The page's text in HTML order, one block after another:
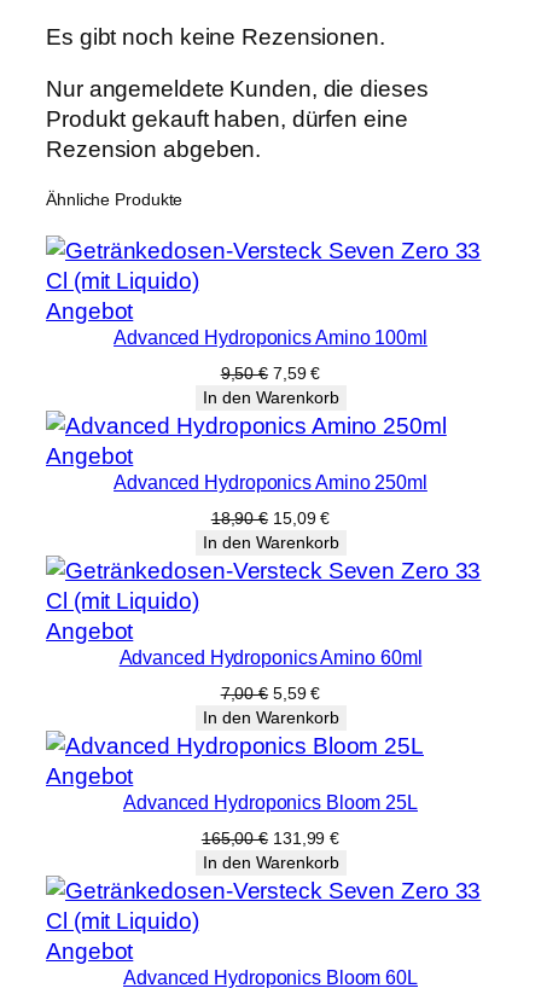
T
p
f
e
M
n
g
e
Es gibt noch keine Rezensionen.
Nur angemeldete Kunden, die dieses
Produkt gekauft haben, dürfen eine
Rezension abgeben.
Ähnliche Produkte
AngebotProdukt
im
Advanced Hydroponics Amino 100ml
9,50€ Ursprünglicher
Preis
war:
9,50 €
7,59€Aktueller
Preis
ist:
7,59 €.
In den Warenkorb
AngebotProdukt
im
Angebot
Advanced Hydroponics Amino 250ml
18,90€ Ursprünglicher
Preis
war:
18,90 €
15,09€Aktueller
Preis
ist:
15,09 €.
In den Warenkorb
AngebotProdukt
im
Advanced Hydroponics Amino 60ml
7,00€ Ursprünglicher
Preis
war:
7,00 €
5,59€Aktueller
Preis
ist:
5,59 €.
In den Warenkorb
AngebotProdukt
im
Angebot
Advanced Hydroponics Bloom 25L
165,00€ Ursprünglicher
Preis
war:
165,00 €
131,99€Aktueller
Preis
ist:
131,99 €.
In den Warenkorb
AngebotProdukt
im
Advanced Hydroponics Bloom 60L